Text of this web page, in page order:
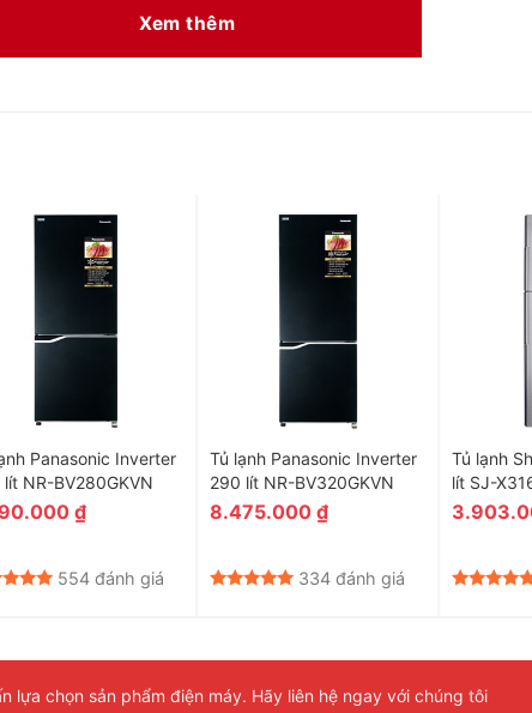
độ làm mát lưu thông không khí trong toàn bộ tủ lanh, vì vậy
lưu trữ thực phẩm
Xem thêm
Panasonic Inverter
NR-BV280GKVN
₫
554 đánh giá
Tủ lạnh Panasonic Inverter
290 lít NR-BV320GKVN
8.475.000₫
334 đánh giá
Tủ lạnh
lít SJ-
lựa chọn sản phẩm điện máy. Hãy liên hệ ngay với chúng tôi